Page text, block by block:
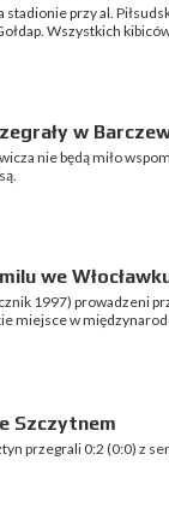
stadionie przy al.
Wszystkich
w
nie będą miło
we
1997) prowadzeni
miejsce w
Szczytnem
przegrali 0:2 (0:0) z